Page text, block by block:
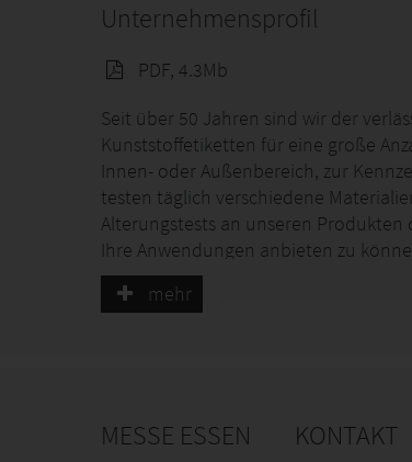
Unternehmensprofil
PDF, 4.3Mb
Seit über 50 Jahren sind wir der
Kunststoffetiketten für eine große
Innen- oder Außenbereich, zur
testen täglich verschiedene
Alterungstests an unseren
Ihre Anwendungen anbieten zu
Herausforderungen finden.
mehr
MESSE ESSEN KONTAKT